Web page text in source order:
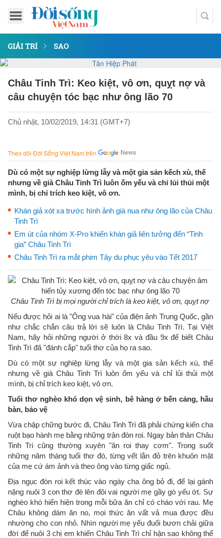
GIẢI TRÍ SAO
Châu Tinh Trì: Keo kiệt, vô ơn, quỵt nợ và
câu chuyện tóc bạc như ông lão 70
Chủ nhật, 10/02/2019, 14:31 (GMT+7)
Theo dõi Đời Sống Việt Nam trên
Dù có một sự nghiệp lừng lẫy và một gia sản kếch xù, thế
nhưng về già Châu Tinh Trì luôn ốm yếu và chỉ lủi thủi một
mình, bị chỉ trích keo kiệt, vô ơn.
Khán giả xót xa trước hình ảnh già nua như ông lão của Châu
Tinh Trì
Em út của nhóm X-Pro khiến khán giả liên tưởng đến “Tinh
gia” Châu Tinh Trì
Châu Tinh Trì ra mắt phim Tây du phục yêu vào Tết 2017
Châu Tinh Trì bị mọi người chỉ trích là keo kiệt, vô ơn, quỵt nợ
Nếu được hỏi ai là "Ông vua hài" của điện ảnh Trung Quốc, gần
như chắc chắn câu trả lời sẽ luôn là Châu Tinh Trì. Tại Việt
Nam, hãy hỏi những người ở thời 8x và đầu 9x để biết Châu
Tinh Trì đã "đánh cắp" tuổi thơ của họ ra sao.
Dù có một sự nghiệp lừng lẫy và một gia sản kếch xù, thế
nhưng về già Châu Tinh Trì luôn ốm yếu và chỉ lủi thủi một
mình, bị chỉ trích keo kiệt, vô ơn.
Tuổi thơ nghèo khó dọn vệ sinh, bê hàng ở bến cảng, hầu
bàn, bảo vệ
Vừa chập chững bước đi, Châu Tinh Trì đã phải chứng kiến cha
ruột bạo hành mẹ bằng những trận đòn roi. Ngay bản thân Châu
Tinh Trì cũng thường xuyên "ăn roi thay cơm". Trong suốt
những năm tháng tuổi thơ đó, từng vết lằn đỏ trên khuôn mặt
của mẹ cứ ám ảnh và theo ông vào từng giấc ngủ.
Địa ngục đòn roi kết thúc vào ngày cha ông bỏ đi, để lại gánh
nặng nuôi 3 con thơ đè lên đôi vai người mẹ gầy gò yếu ớt. Sự
nghèo khó hiển hiện trong mỗi bữa ăn chỉ có cháo với rau. Mẹ
Châu không dám ăn no, mọi thức ăn vất vả mua được đều
nhường cho con nhỏ. Nhìn người mẹ yếu đuối bươn chải giữa
đời để nuôi 3 chị em khiến Châu Tinh Trì chỉ hận sao không thể